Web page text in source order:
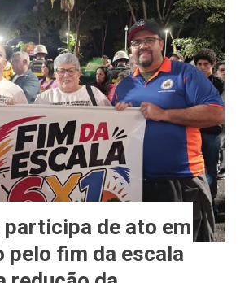
de ato em
pelo fim da escala